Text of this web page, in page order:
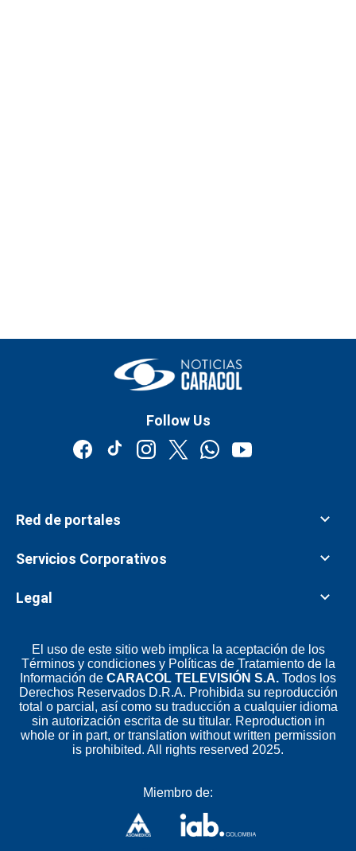
Follow Us
facebook
tiktokinstagram
twitterwhatsappyoutube
Red de portales
Servicios Corporativos
Legal
El uso de este sitio web implica la aceptación de los
Términos y condiciones y Políticas de Tratamiento de la
Información de CARACOL TELEVISIÓN S.A. Todos los
Derechos Reservados D.R.A. Prohibida su reproducción
total o parcial, así como su traducción a cualquier idioma
sin autorización escrita de su titular. Reproduction in
whole or in part, or translation without written permission
is prohibited. All rights reserved 2025.
Miembro de: